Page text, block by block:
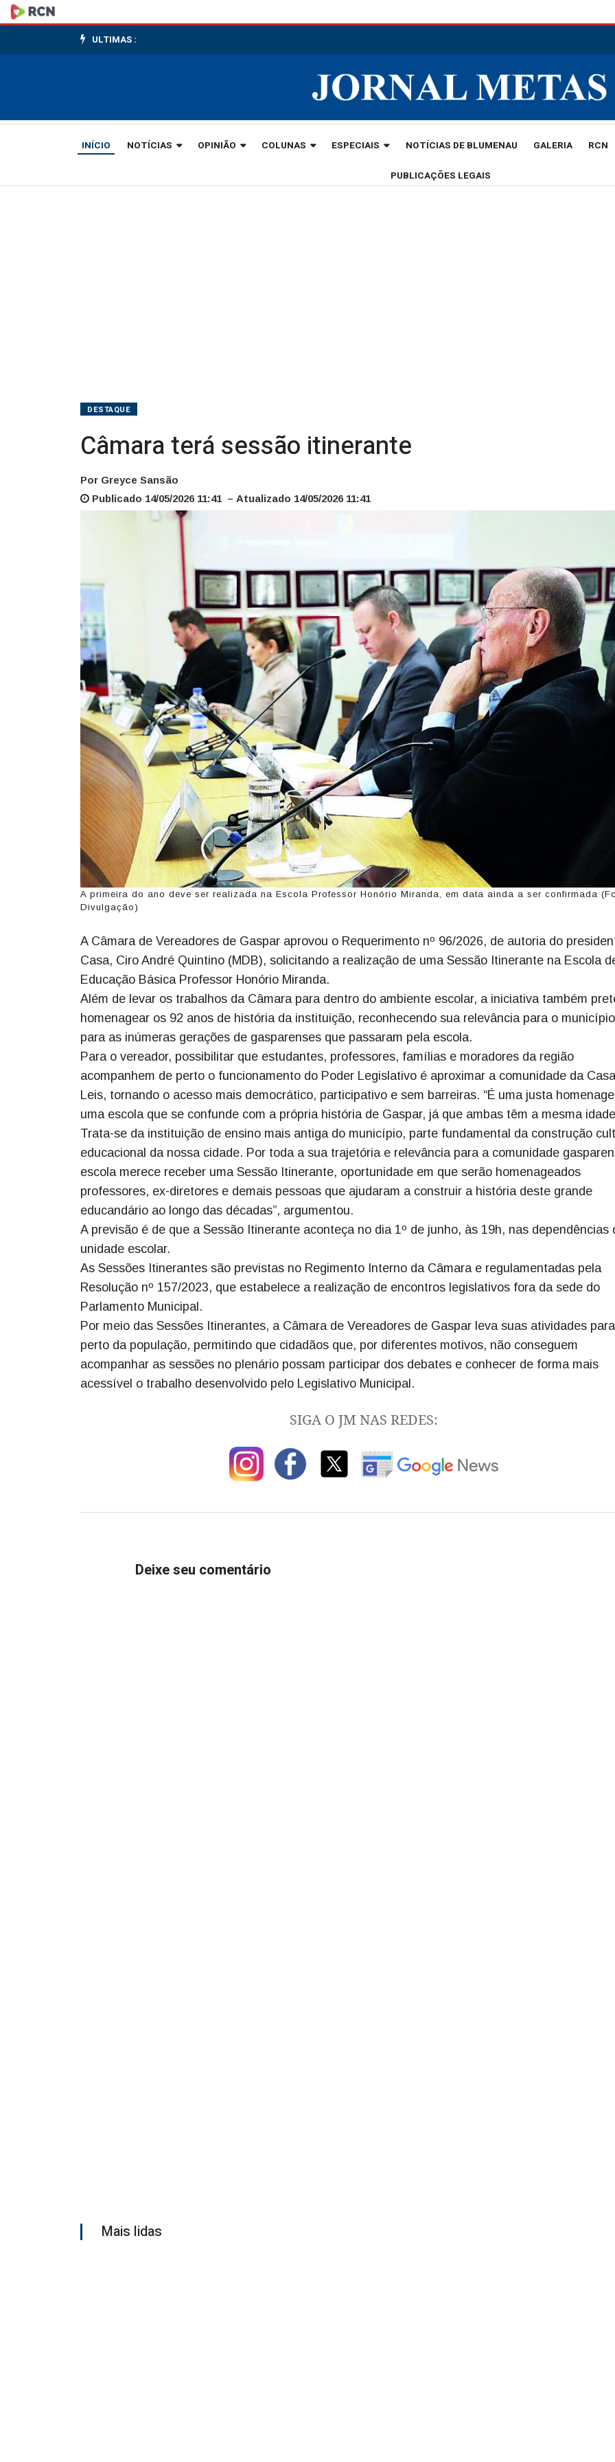
Câmara
terá
ULTIMAS :
INÍCIO NOTÍCIAS OPINIÃO COLUNAS ESPECIAIS NOTÍCIAS DE BLUMENAU GALERIA RCN
PUBLICAÇÕES LEGAIS
DESTAQUE
Câmara terá sessão itinerante
Por Greyce Sansão
Publicado 14/05/2026 11:41 – Atualizado 14/05/2026 11:41
A primeira do ano deve ser realizada na Escola Professor Honório Miranda, em data ainda a ser confirmada
Divulgação)
A Câmara de Vereadores de Gaspar aprovou o Requerimento nº 96/2026, de autoria do
Casa, Ciro André Quintino (MDB), solicitando a realização de uma Sessão Itinerante na Escola
Educação Básica Professor Honório Miranda.
Além de levar os trabalhos da Câmara para dentro do ambiente escolar, a iniciativa também
homenagear os 92 anos de história da instituição, reconhecendo sua relevância para o
para as inúmeras gerações de gasparenses que passaram pela escola.
Para o vereador, possibilitar que estudantes, professores, famílias e moradores da região
acompanhem de perto o funcionamento do Poder Legislativo é aproximar a comunidade da
Leis, tornando o acesso mais democrático, participativo e sem barreiras. “É uma justa
uma escola que se confunde com a própria história de Gaspar, já que ambas têm a mesma
Trata-se da instituição de ensino mais antiga do município, parte fundamental da construção
educacional da nossa cidade. Por toda a sua trajetória e relevância para a comunidade
escola merece receber uma Sessão Itinerante, oportunidade em que serão homenageados
professores, ex-diretores e demais pessoas que ajudaram a construir a história deste grande
educandário ao longo das décadas”, argumentou.
A previsão é de que a Sessão Itinerante aconteça no dia 1º de junho, às 19h, nas dependências
unidade escolar.
As Sessões Itinerantes são previstas no Regimento Interno da Câmara e regulamentadas pela
Resolução nº 157/2023, que estabelece a realização de encontros legislativos fora da sede do
Parlamento Municipal.
Por meio das Sessões Itinerantes, a Câmara de Vereadores de Gaspar leva suas atividades
perto da população, permitindo que cidadãos que, por diferentes motivos, não conseguem
acompanhar as sessões no plenário possam participar dos debates e conhecer de forma mais
acessível o trabalho desenvolvido pelo Legislativo Municipal.
SIGA O JM NAS REDES:
Deixe seu comentário
Mais lidas